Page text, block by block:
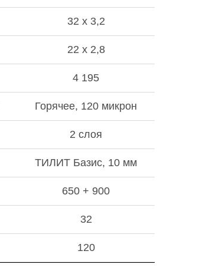
32 х 3,2
22 х 2,8
4 195
Горячее, 120 микрон
2 слоя
ТИЛИТ Базис, 10 мм
650 + 900
32
120